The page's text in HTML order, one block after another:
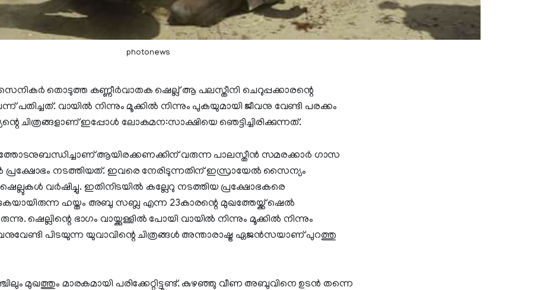
photonews
തൊടുത്ത കണ്ണീർവാതക ഷെല്ല് ആ പലസ്തീനി ചെറുപ്പക്കാരന്റെ
പതിച്ചത്. വായില്‍ നിന്നും മൂക്കില്‍ നിന്നും പുകയുമായി ജീവനു വേണ്ടി പരക്കം
ചിത്രങ്ങളാണ് ഇപ്പോള്‍ ലോകമന:സാക്ഷിയെ ഞെട്ടിച്ചിരിക്കുന്നത്.
ആയിരക്കണക്കിന് വരുന്ന പാലസ്തീന്‍ സമരക്കാര്‍ ഗാസ
പ്രക്ഷോഭം നടത്തിയത്. ഇവരെ നേരിടുന്നതിന് ഇസ്രായേല്‍ സൈന്യം
വര്‍ഷിച്ചു. ഇതിനിടയില്‍ കല്ലേറു നടത്തിയ പ്രക്ഷോഭകരെ
ഹയ്തം അബു സബ്ല എന്ന 23കാരന്റെ മുഖത്തേയ്ക്ക് ഷെല്‍
ഷെല്ലിന്റെ ഭാഗം വായ്ക്കുള്ളില്‍ പോയി വായില്‍ നിന്നും മൂക്കില്‍ നിന്നും
പിടയുന്ന യുവാവിന്റെ ചിത്രങ്ങള്‍ അന്താരാഷ്ട്ര ഏജന്‍സയാണ് പുറത്തു
മുഖത്തും മാരകമായി പരിക്കേറ്റിട്ടുണ്ട്. കുഴഞ്ഞു വീണ അബുവിനെ ഉടന്‍ തന്നെ